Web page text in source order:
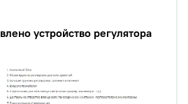
устройство регулятора